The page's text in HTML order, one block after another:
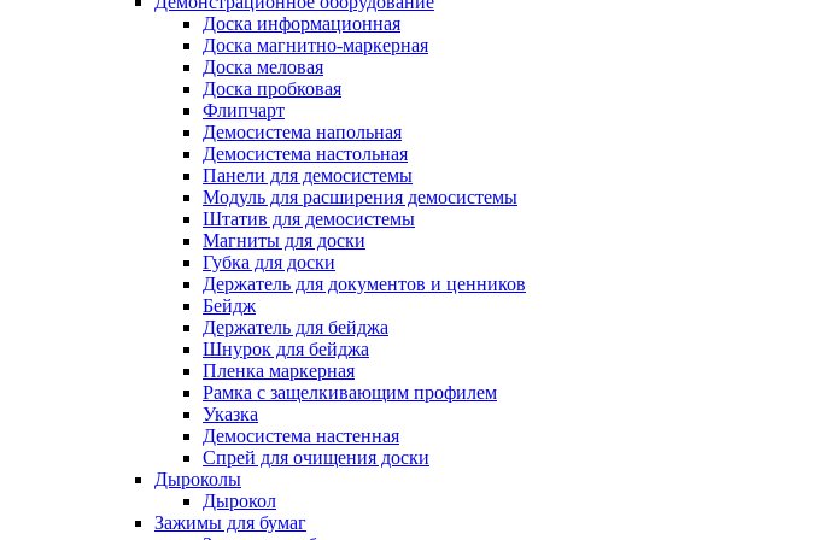
Доска информационная
Доска магнитно-маркерная
Доска меловая
Доска пробковая
Флипчарт
Демосистема напольная
Демосистема настольная
Панели для демосистемы
Модуль для расширения демосистемы
Штатив для демосистемы
Магниты для доски
Губка для доски
Держатель для документов и ценников
Бейдж
Держатель для бейджа
Шнурок для бейджа
Пленка маркерная
Рамка с защелкивающим профилем
Указка
Демосистема настенная
Спрей для очищения доски
Дыроколы
Дырокол
Зажимы для бумаг